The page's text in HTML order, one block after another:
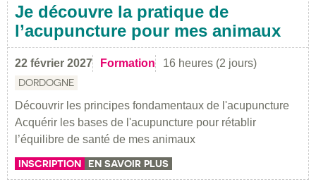
Je découvre la pratique de
l’acupuncture pour mes animaux
22 février 2027 Formation 16 heures (2 jours)
DORDOGNE
Découvrir les principes fondamentaux de l'acupuncture
Acquérir les bases de l'acupuncture pour rétablir
l’équilibre de santé de mes animaux
INSCRIPTION EN SAVOIR PLUS